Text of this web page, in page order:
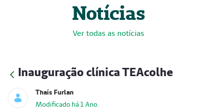
Notícias
Ver todas as notícias
Inauguração clínica TEAcolhe
Thaís Furlan
Modificado há 1 Ano.